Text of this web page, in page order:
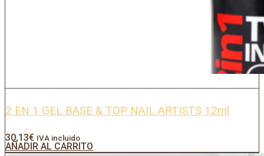
2 EN 1 GEL BASE & TOP NAIL ARTISTS 12ml
30,13€ IVA incluido
AÑADIR AL CARRITO